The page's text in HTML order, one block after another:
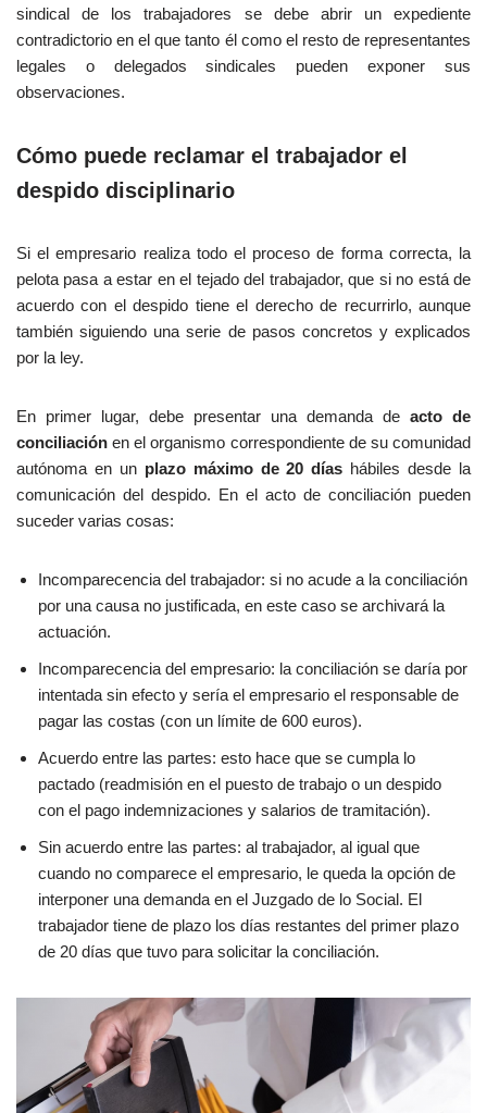
sindical de los trabajadores se debe abrir un expediente
contradictorio en el que tanto él como el resto de representantes
legales o delegados sindicales pueden exponer sus
observaciones.
Cómo puede reclamar el trabajador el
despido disciplinario
Si el empresario realiza todo el proceso de forma correcta, la
pelota pasa a estar en el tejado del trabajador, que si no está de
acuerdo con el despido tiene el derecho de recurrirlo, aunque
también siguiendo una serie de pasos concretos y explicados
por la ley.
En primer lugar, debe presentar una demanda de acto de
conciliaciónen el organismo correspondiente de su comunidad
autónoma en un plazo máximo de 20 días hábiles desde la
comunicación del despido. En el acto de conciliación pueden
suceder varias cosas:
Incomparecencia del trabajador: si no acude a la conciliación
por una causa no justificada, en este caso se archivará la
actuación.
Incomparecencia del empresario: la conciliación se daría por
intentada sin efecto y sería el empresario el responsable de
pagar las costas (con un límite de 600 euros).
Acuerdo entre las partes: esto hace que se cumpla lo
pactado (readmisión en el puesto de trabajo o un despido
con el pago indemnizaciones y salarios de tramitación).
Sin acuerdo entre las partes: al trabajador, al igual que
cuando no comparece el empresario, le queda la opción de
interponer una demanda en el Juzgado de lo Social. El
trabajador tiene de plazo los días restantes del primer plazo
de 20 días que tuvo para solicitar la conciliación.